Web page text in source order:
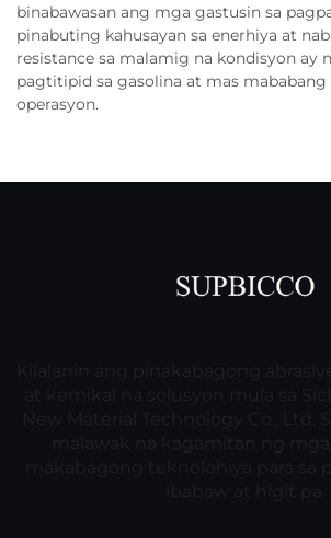
binabawasan ang mga gastusin sa
pinabuting kahusayan sa enerhiya at
resistance sa malamig na kondisyon ay
pagtitipid sa gasolina at mas mababang
operasyon.